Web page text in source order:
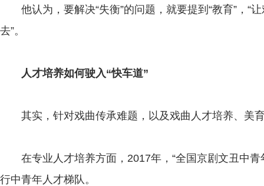
他认为，要解决“失衡”的问题，就要提到“教育”，“
去”。
人才培养如何驶入“快车道”
其实，针对戏曲传承难题，以及戏曲人才培养、美
在专业人才培养方面，2017年，“全国京剧文丑中青
行中青年人才梯队。